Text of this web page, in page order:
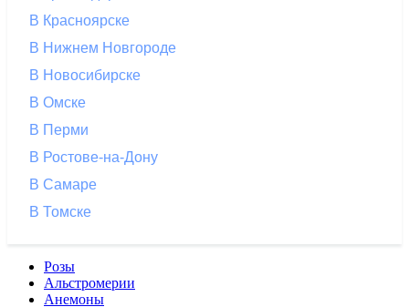
В Красноярске
В Нижнем Новгороде
В Новосибирске
В Омске
В Перми
В Ростове-на-Дону
В Самаре
В Томске
Розы
Альстромерии
Анемоны